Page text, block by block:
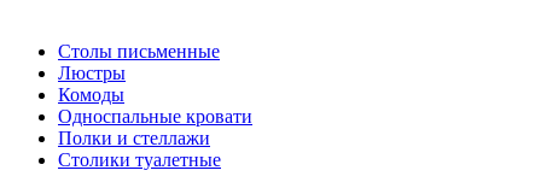
Столы письменные
Люстры
Комоды
Односпальные кровати
Полки и стеллажи
Столики туалетные